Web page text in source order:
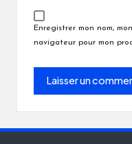
Enregistrer mon nom,
navigateur pour mon